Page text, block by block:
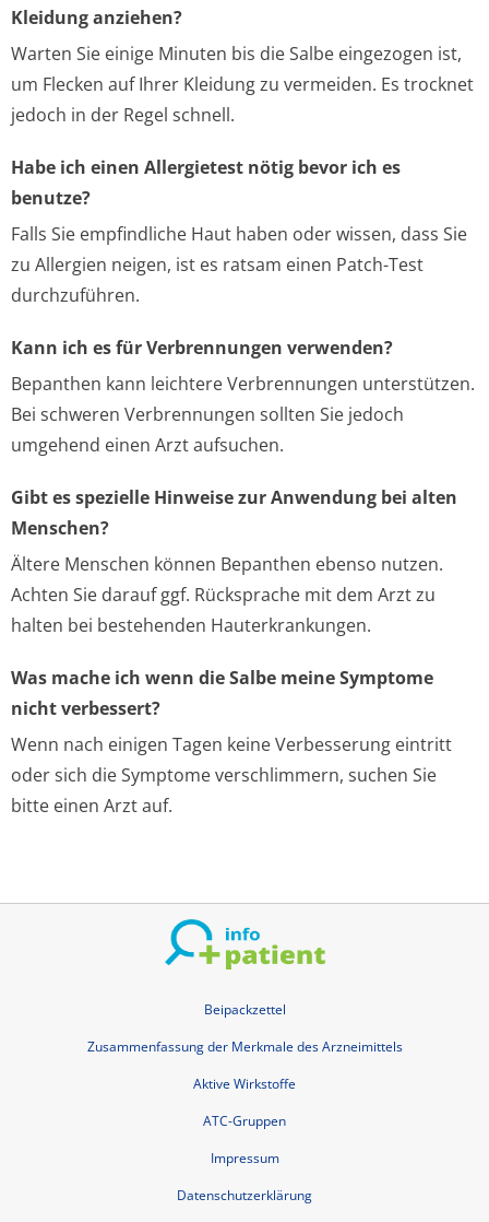
Kleidung anziehen?
Warten Sie einige Minuten bis die Salbe eingezogen ist,
um Flecken auf Ihrer Kleidung zu vermeiden. Es trocknet
jedoch in der Regel schnell.
Habe ich einen Allergietest nötig bevor ich es
benutze?
Falls Sie empfindliche Haut haben oder wissen, dass Sie
zu Allergien neigen, ist es ratsam einen Patch-Test
durchzuführen.
Kann ich es für Verbrennungen verwenden?
Bepanthen kann leichtere Verbrennungen unterstützen.
Bei schweren Verbrennungen sollten Sie jedoch
umgehend einen Arzt aufsuchen.
Gibt es spezielle Hinweise zur Anwendung bei alten
Menschen?
Ältere Menschen können Bepanthen ebenso nutzen.
Achten Sie darauf ggf. Rücksprache mit dem Arzt zu
halten bei bestehenden Hauterkrankungen.
Was mache ich wenn die Salbe meine Symptome
nicht verbessert?
Wenn nach einigen Tagen keine Verbesserung eintritt
oder sich die Symptome verschlimmern, suchen Sie
bitte einen Arzt auf.
Beipackzettel
Zusammenfassung der Merkmale des Arzneimittels
Aktive Wirkstoffe
ATC-Gruppen
Impressum
Datenschutzerklärung